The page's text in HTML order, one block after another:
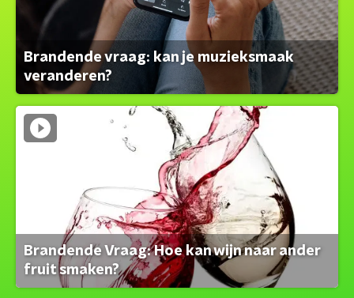
Brandende vraag: kan je muzieksmaak
veranderen?
Brandende Vraag: Hoe kan wijn naar ander
fruit smaken?